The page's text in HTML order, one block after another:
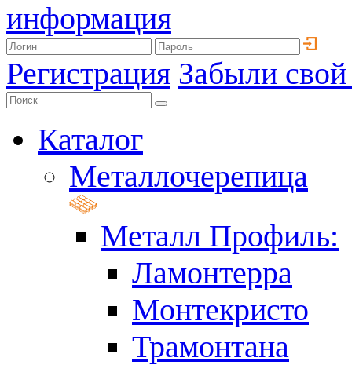
информация
Регистрация Забыли
Каталог
Металлочерепица
Металл Профиль:
Ламонтерра
Монтекристо
Трамонтана